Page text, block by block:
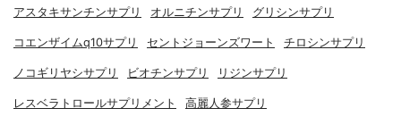
アスタキサンチンサプリ オルニチンサプリ グリシンサプリ
コエンザイムq10サプリ セントジョーンズワート チロシンサプリ
ノコギリヤシサプリ ビオチンサプリ リジンサプリ
レスベラトロールサプリメント 高麗人参サプリ